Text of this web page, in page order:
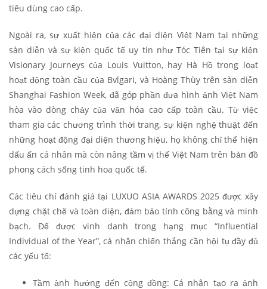
tiêu dùng cao cấp.
Ngoài ra, sự xuất hiện của các đại diện Việt Nam tại những
sàn diễn và sự kiện quốc tế uy tín như Tóc Tiên tại sự kiện
Visionary Journeys của Louis Vuitton, hay Hà Hồ trong loạt
hoạt động toàn cầu của Bvlgari, và Hoàng Thùy trên sàn diễn
Shanghai Fashion Week, đã góp phần đưa hình ảnh Việt Nam
hòa vào dòng chảy của văn hóa cao cấp toàn cầu. Từ việc
tham gia các chương trình thời trang, sự kiện nghệ thuật đến
những hoạt động đại diện thương hiệu, họ không chỉ thể hiện
dấu ấn cá nhân mà còn nâng tầm vị thế Việt Nam trên bản đồ
phong cách sống tinh hoa quốc tế.
Các tiêu chí đánh giá tại LUXUO ASIA AWARDS 2025 được xây
dựng chặt chẽ và toàn diện, đảm bảo tính công bằng và minh
bạch. Để được vinh danh trong hạng mục “Influential
Individual of the Year”, cá nhân chiến thắng cần hội tụ đầy đủ
các yếu tố:
Tầm ảnh hướng đến cộng đồng: Cá nhân tạo ra ảnh